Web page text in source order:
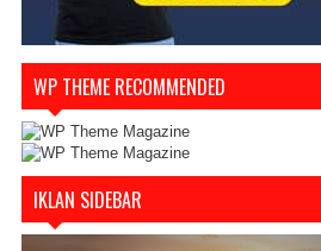
WP THEME RECOMMENDED
IKLAN SIDEBAR